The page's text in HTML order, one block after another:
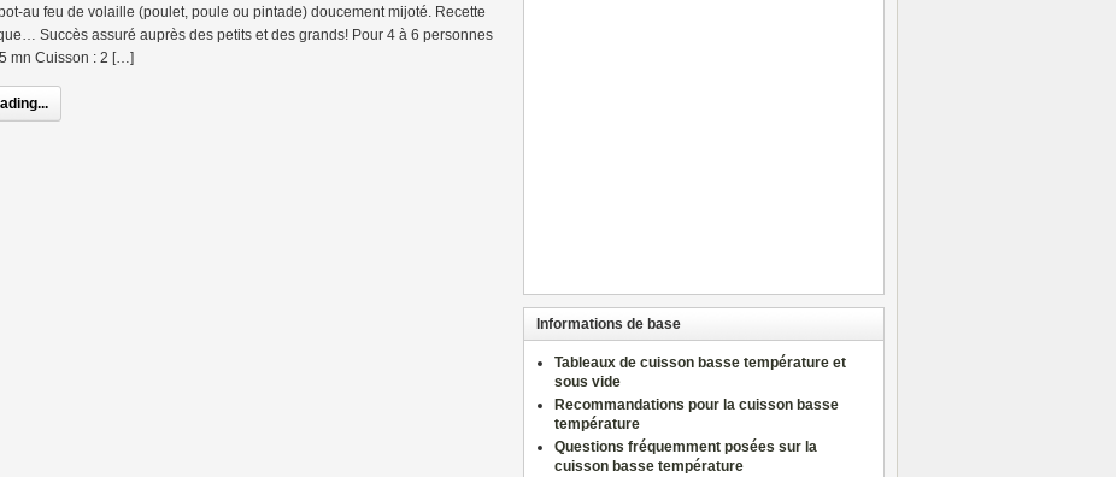
au feu de volaille (poulet, poule ou pintade) doucement mijoté. Recette
Succès assuré auprès des petits et des grands! Pour 4 à 6 personnes
mn Cuisson : 2 […]
Informations de base
Tableaux de cuisson basse température et
sous vide
Recommandations pour la cuisson basse
température
Questions fréquemment posées sur la
cuisson basse température